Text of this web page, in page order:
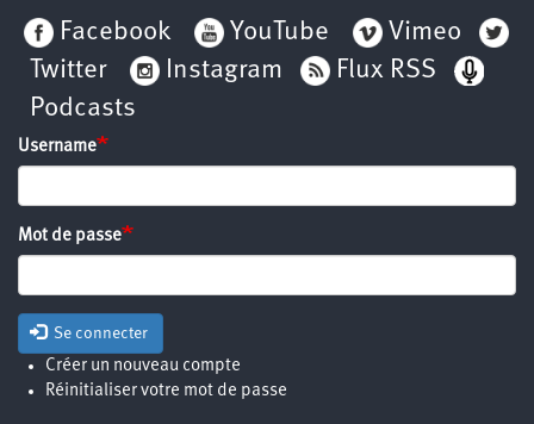
Facebook
YouTube
Vimeo
Twitter
Instagram
Flux RSS
Podcasts
Username
Mot de passe
Se connecter
Créer un nouveau compte
Réinitialiser votre mot de passe